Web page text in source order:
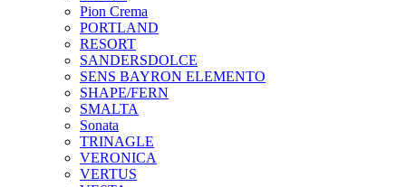
Pion Crema
PORTLAND
RESORT
SANDERSDOLCE
SENS BAYRON ELEMENTO
SHAPE/FERN
SMALTA
Sonata
TRINAGLE
VERONICA
VERTUS